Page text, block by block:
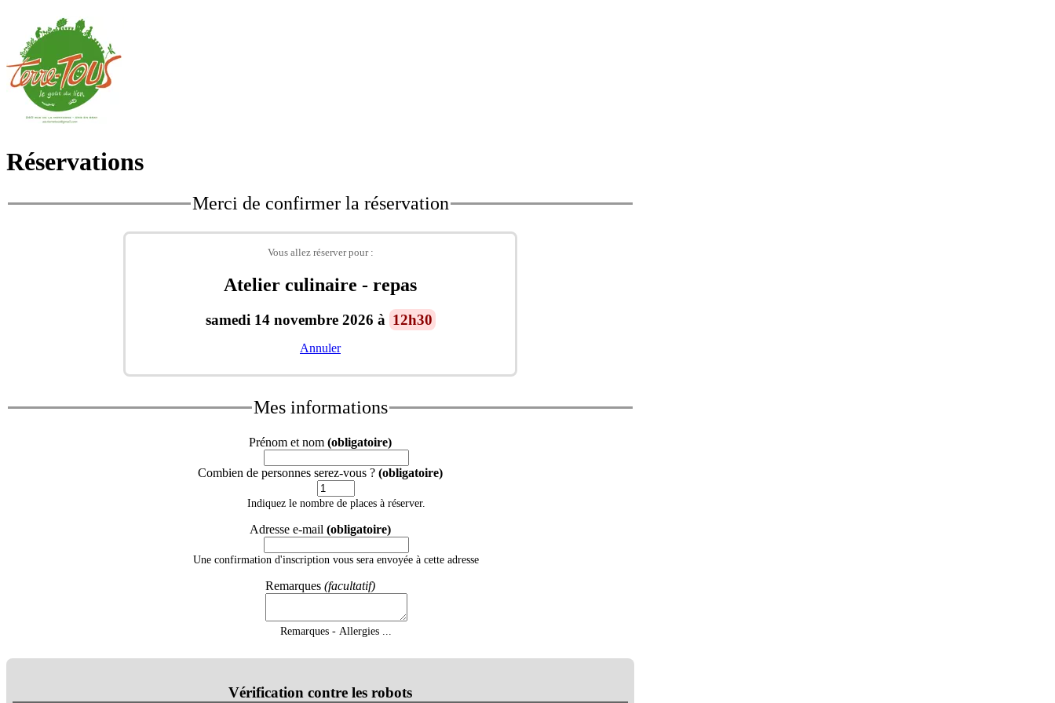
Réservations
Merci de confirmer la réservation
Vous allez réserver pour :
Atelier culinaire - repas
samedi 14 novembre 2026 à 12h30
Annuler
Mes informations
Prénom et nom (obligatoire)
Combien de personnes serez-vous ? (obligatoire)
Indiquez le nombre de places à réserver.
Adresse e-mail (obligatoire)
Une confirmation d'inscription vous sera envoyée à cette adresse
Remarques (facultatif)
Remarques - Allergies ...
Vérification contre les robots